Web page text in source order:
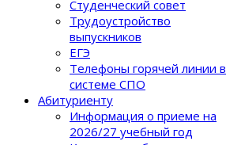
Студенческий совет
Трудоустройство
выпускников
ЕГЭ
Телефоны горячей линии в
системе СПО
Абитуриенту
Информация о приеме на
2026/27 учебный год